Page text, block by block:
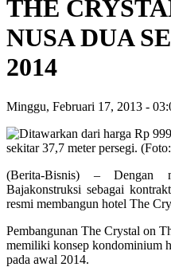
THE
NUSA DUA
2014
Minggu, Februari 17, 2013 -
(Berita-Bisnis) – Dengan
Bajakonstruksi sebagai
resmi membangun hotel The
Pembangunan The Crystal on
memiliki konsep kondominium
pada awal 2014.